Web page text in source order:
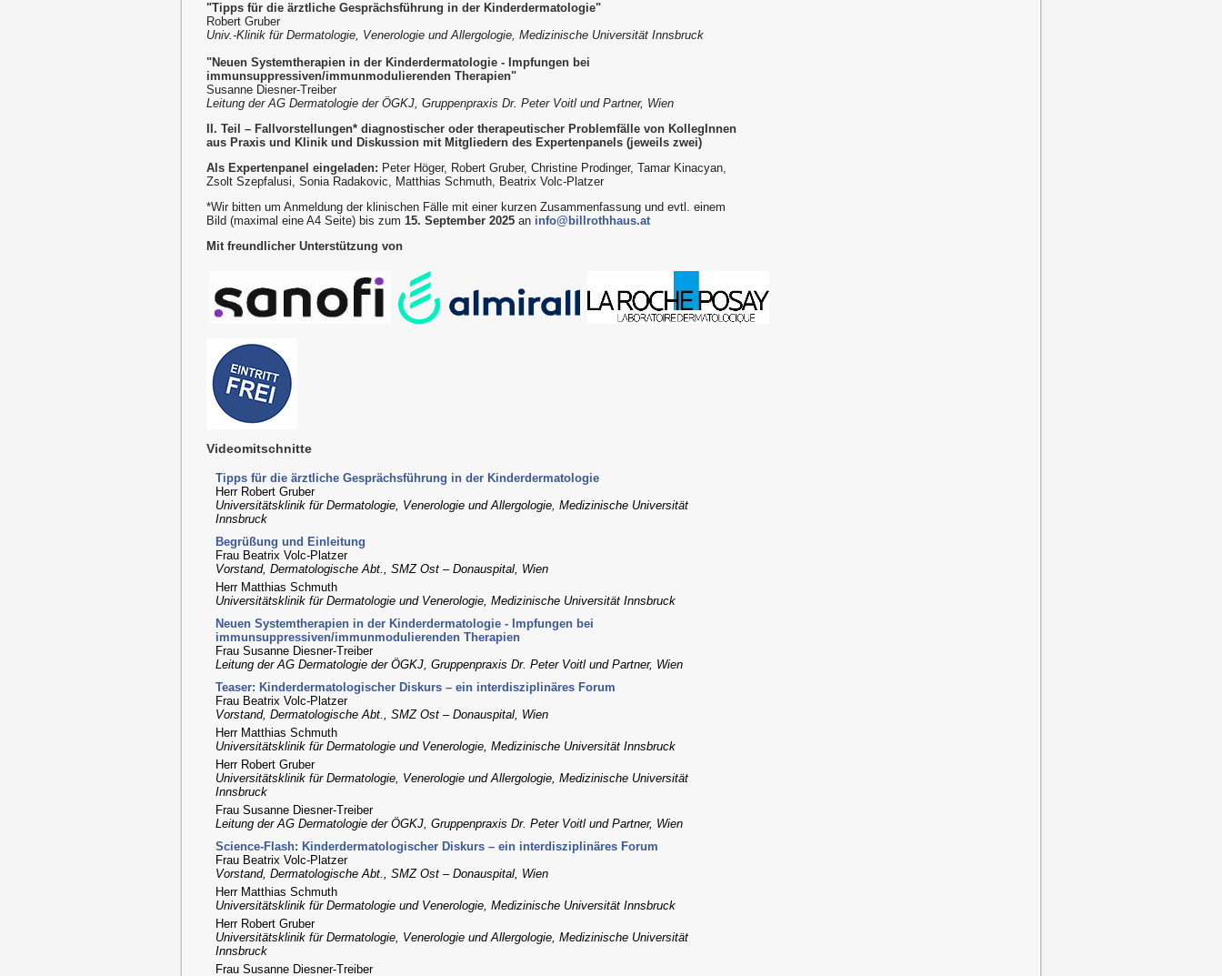
"Tipps für die ärztliche Gesprächsführung in der Kinderdermatologie"
Robert Gruber
Univ.-Klinik für Dermatologie, Venerologie und Allergologie, Medizinische Universität Innsbruck
"Neuen Systemtherapien in der Kinderdermatologie - Impfungen bei
immunsuppressiven/immunmodulierenden Therapien"
Susanne Diesner-Treiber
Leitung der AG Dermatologie der ÖGKJ, Gruppenpraxis Dr. Peter Voitl und Partner, Wien
II. Teil – Fallvorstellungen* diagnostischer oder therapeutischer Problemfälle von KollegInnen
aus Praxis und Klinik und Diskussion mit Mitgliedern des Expertenpanels (jeweils zwei)
Als Expertenpanel eingeladen: Peter Höger, Robert Gruber, Christine Prodinger, Tamar Kinacyan,
Zsolt Szepfalusi, Sonia Radakovic, Matthias Schmuth, Beatrix Volc-Platzer
*Wir bitten um Anmeldung der klinischen Fälle mit einer kurzen Zusammenfassung und evtl. einem
Bild (maximal eine A4 Seite) bis zum 15. September 2025 an info@billrothhaus.at
Mit freundlicher Unterstützung von
Videomitschnitte
Tipps für die ärztliche Gesprächsführung in der Kinderdermatologie
Herr Robert Gruber
Universitätsklinik für Dermatologie, Venerologie und Allergologie, Medizinische Universität
Innsbruck
Begrüßung und Einleitung
Frau Beatrix Volc-Platzer
Vorstand, Dermatologische Abt., SMZ Ost – Donauspital, Wien
Herr Matthias Schmuth
Universitätsklinik für Dermatologie und Venerologie, Medizinische Universität Innsbruck
Neuen Systemtherapien in der Kinderdermatologie - Impfungen bei
immunsuppressiven/immunmodulierenden Therapien
Frau Susanne Diesner-Treiber
Leitung der AG Dermatologie der ÖGKJ, Gruppenpraxis Dr. Peter Voitl und Partner, Wien
Teaser: Kinderdermatologischer Diskurs – ein interdisziplinäres Forum
Frau Beatrix Volc-Platzer
Vorstand, Dermatologische Abt., SMZ Ost – Donauspital, Wien
Herr Matthias Schmuth
Universitätsklinik für Dermatologie und Venerologie, Medizinische Universität Innsbruck
Herr Robert Gruber
Universitätsklinik für Dermatologie, Venerologie und Allergologie, Medizinische Universität
Innsbruck
Frau Susanne Diesner-Treiber
Leitung der AG Dermatologie der ÖGKJ, Gruppenpraxis Dr. Peter Voitl und Partner, Wien
Science-Flash: Kinderdermatologischer Diskurs – ein interdisziplinäres Forum
Frau Beatrix Volc-Platzer
Vorstand, Dermatologische Abt., SMZ Ost – Donauspital, Wien
Herr Matthias Schmuth
Universitätsklinik für Dermatologie und Venerologie, Medizinische Universität Innsbruck
Herr Robert Gruber
Universitätsklinik für Dermatologie, Venerologie und Allergologie, Medizinische Universität
Innsbruck
Frau Susanne Diesner-Treiber